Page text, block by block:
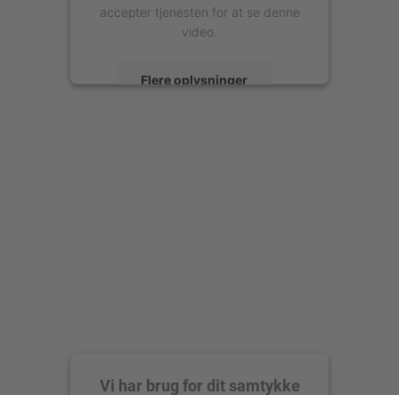
accepter tjenesten for at se denne
video.
Flere oplysninger
Vi har brug for dit samtykke